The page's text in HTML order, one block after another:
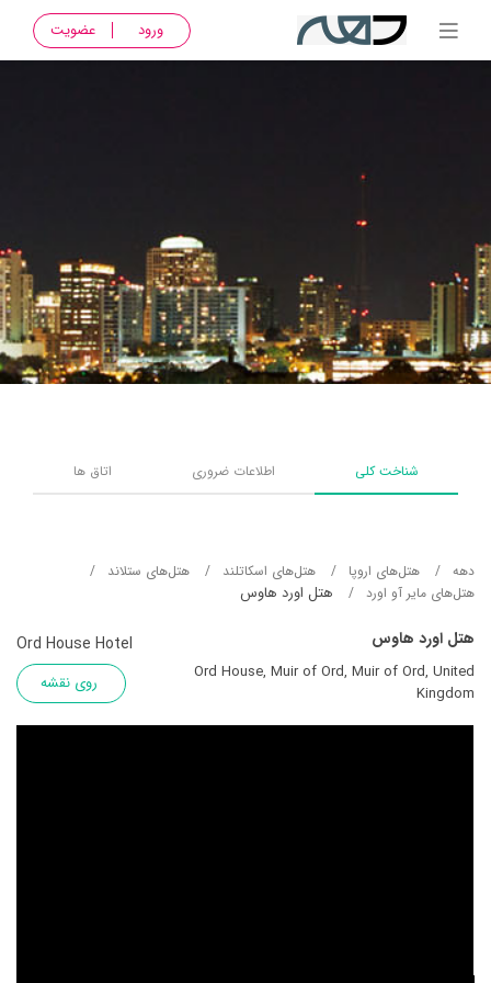
ورود عضویت
شناخت کلی اطلاعات ضروری اتاق ها
دهه هتل‌های اروپا هتل‌های اسکاتلند
هتل‌های ستلاند
هتل‌های مایر آو اورد
هتل اورد هاوس
هتل اورد هاوس Ord House Hotel
Ord House, Muir of Ord, Muir of Ord, United
Kingdom
روی نقشه